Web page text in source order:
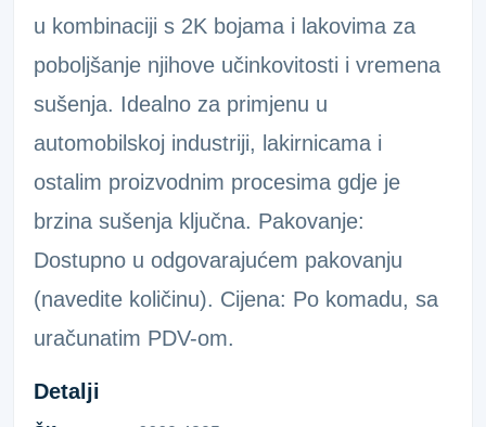
u kombinaciji s 2K bojama i lakovima za
poboljšanje njihove učinkovitosti i vremena
sušenja. Idealno za primjenu u
automobilskoj industriji, lakirnicama i
ostalim proizvodnim procesima gdje je
brzina sušenja ključna. Pakovanje:
Dostupno u odgovarajućem pakovanju
(navedite količinu). Cijena: Po komadu, sa
uračunatim PDV-om.
Detalji